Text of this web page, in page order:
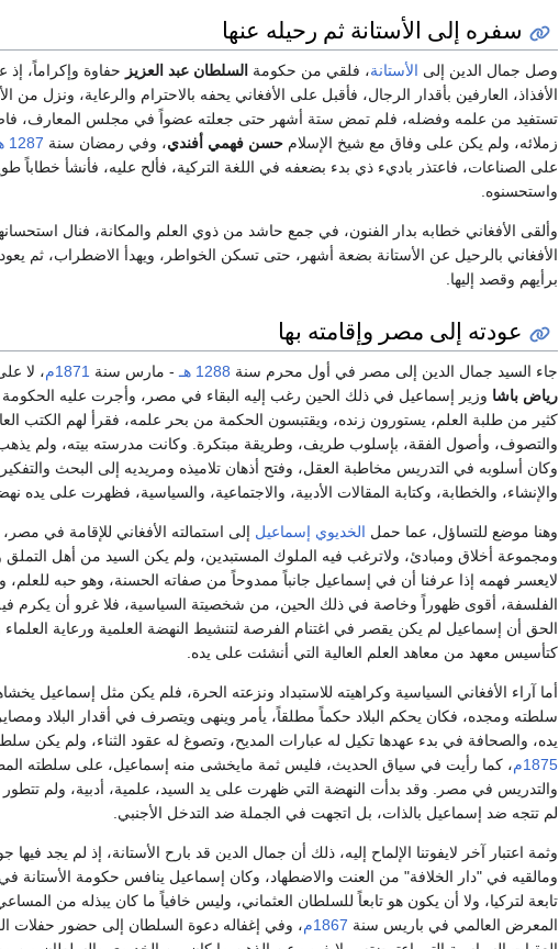
سفره إلى الأستانة ثم رحيله عنها
وصل جمال الدين إلى الأستانة، فلقي من حكومة السلطان عبد العزيز حفاوة وإكراماً،
الأفذاذ، العارفين بأقدار الرجال، فأقبل على الأفغاني يحفه بالاحترام والرعاية، ونزل من
تستفيد من علمه وفضله، فلم تمض ستة أشهر حتى جعلته عضواً في مجلس المعارف، فاضطلع
زملائه، ولم يكن على وفاق مع شيخ الإسلام حسن فهمي أفندي، وفي رمضان سنة 1287 هـ
على الصناعات، فاعتذر باديء ذي بدء بضعفه في اللغة التركية، فألح عليه، فأنشأ خطاباً
واستحسنوه.
وألقى الأفغاني خطابه بدار الفنون، في جمع حاشد من ذوي العلم والمكانة، فنال
الأفغاني بالرحيل عن الأستانة بضعة أشهر، حتى تسكن الخواطر، ويهدأ الاضطراب، ثم
برأيهم وقصد إليها.
عودته إلى مصر وإقامته بها
جاء السيد جمال الدين إلى مصر في أول محرم سنة 1288 هـ - مارس سنة 1871م
، لا
رياض باشا وزير إسماعيل في ذلك الحين رغب إليه البقاء في مصر، وأجرت عليه
كثير من طلبة العلم، يستورون زنده، ويقتبسون الحكمة من بحر علمه، فقرأ لهم الكتب
والتصوف، وأصول الفقة، بإسلوب طريف، وطريقة مبتكرة. وكانت مدرسته بيته، ولم يذهب
وكان أسلوبه في التدريس مخاطبة العقل، وفتح أذهان تلاميذه ومريديه إلى البحث
والإنشاء، والخطابة، وكتابة المقالات الأدبية، والاجتماعية، والسياسية، فظهرت على يده
وهنا موضع للتساؤل، عما حمل الخديوي إسماعيل إلى استمالته الأفغاني للإقامة في
ومجموعة أخلاق ومبادئ، ولاترغب فيه الملوك المستبدين، ولم يكن السيد من أهل التملق
لايعسر فهمه إذا عرفنا أن في إسماعيل جانباً ممدوحاً من صفاته الحسنة، وهو حبه
الفلسفة، أقوى ظهوراً وخاصة في ذلك الحين، من شخصيتة السياسية، فلا غرو أن
الحق أن إسماعيل لم يكن يقصر في اغتنام الفرصة لتنشيط النهضة العلمية ورعاية العلماء
كتأسيس معهد من معاهد العلم العالية التي أنشئت على يده.
أما آراء الأفغاني السياسية وكراهيته للاستبداد ونزعته الحرة، فلم يكن مثل إسماعيل
سلطته ومجده، فكان يحكم البلاد حكماً مطلقاً، يأمر وينهى ويتصرف في أقدار البلاد
يده، والصحافة في بدء عهدها تكيل له عبارات المديح، وتصوغ له عقود الثناء، ولم يكن
1875م
، كما رأيت في سياق الحديث، فليس ثمة مايخشى منه إسماعيل، على سلطته
والتدريس في مصر. وقد بدأت النهضة التي ظهرت على يد السيد، علمية، أدبية، ولم تتطور
لم تتجه ضد إسماعيل بالذات، بل اتجهت في الجملة ضد التدخل الأجنبي.
وثمة اعتبار آخر لايفوتنا الإلماح إليه، ذلك أن جمال الدين قد بارح الأستانة، إذ لم يجد
ومالقيه في "دار الخلافة" من العنت والاضطهاد، وكان إسماعيل ينافس حكومة الأستانة
تابعة لتركيا، ولا أن يكون هو تابعاً للسلطان العثماني، وليس خافياً ما كان يبذله من
المعرض العالمي في باريس سنة 1867م ، وفي إغفاله دعوة السلطان إلى حضور حفلات